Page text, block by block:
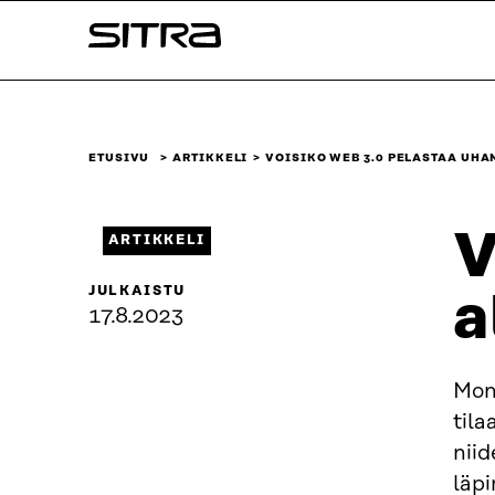
sisältöön
Sitra
ETUSIVU ARTIKKELI VOISIKO WEB 3.0 PELASTAA
ARTIKKELI
JULKAISTU
17.8.2023